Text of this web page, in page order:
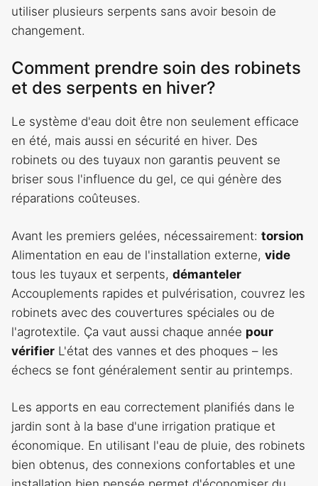
utiliser plusieurs serpents sans avoir besoin de
changement.
Comment prendre soin des robinets
et des serpents en hiver?
Le système d'eau doit être non seulement efficace
en été, mais aussi en sécurité en hiver. Des
robinets ou des tuyaux non garantis peuvent se
briser sous l'influence du gel, ce qui génère des
réparations coûteuses.
Avant les premiers gelées, nécessairement: torsion
Alimentation en eau de l'installation externe, vide
tous les tuyaux et serpents, démanteler
Accouplements rapides et pulvérisation, couvrez les
robinets avec des couvertures spéciales ou de
l'agrotextile. Ça vaut aussi chaque année pour
vérifier L'état des vannes et des phoques – les
échecs se font généralement sentir au printemps.
Les apports en eau correctement planifiés dans le
jardin sont à la base d'une irrigation pratique et
économique. En utilisant l'eau de pluie, des robinets
bien obtenus, des connexions confortables et une